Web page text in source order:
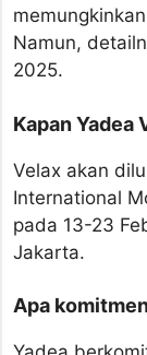
Namun,
2025.
Kapan Yadea
Velax akan
International
pada 13-23
Jakarta.
Apa